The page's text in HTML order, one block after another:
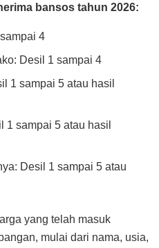
bansos tahun 2026:
4
Desil 1 sampai 4
1 sampai 5 atau hasil
1 sampai 5 atau hasil
Desil 1 sampai 5 atau
yang telah masuk
mulai dari nama, usia,